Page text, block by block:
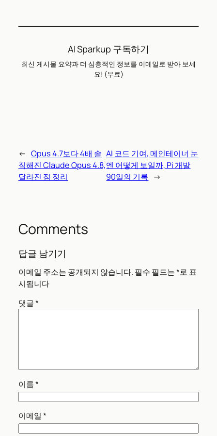
AI Sparkup 구독하기
최신 게시물 요약과 더 심층적인 정보를 이메일로 받아 보세
요! (무료)
← Opus 4.7보다 4배 솔
직해진 Claude Opus 4.8,
달라진 점 정리
AI 코드 기여, 메인테이너 눈
엔 어떻게 보일까, Pi 개발
90일의 기록 →
Comments
답글 남기기
이메일 주소는 공개되지 않습니다. 필수 필드는*로 표
시됩니다
댓글*
이름*
이메일 *